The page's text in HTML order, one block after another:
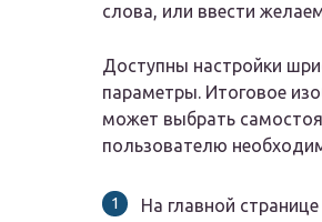
слова, или ввести
Доступны настройки
параметры. Итоговое
может выбрать
пользователю
На главной